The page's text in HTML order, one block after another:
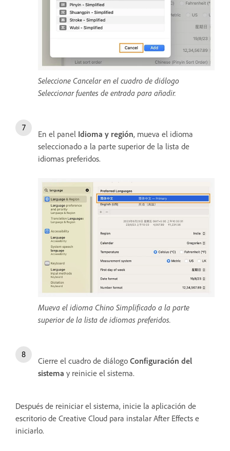
Seleccione Cancelar en el cuadro de diálogo
Seleccionar fuentes de entrada para añadir.
En el panel Idioma y región, mueva el idioma
seleccionado a la parte superior de la lista de
idiomas preferidos.
Mueva el idioma Chino Simplificado a la parte
superior de la lista de idiomas preferidos.
Cierre el cuadro de diálogo Configuración del
sistema y reinicie el sistema.
Después de reiniciar el sistema, inicie la aplicación de
escritorio de Creative Cloud para instalar After Effects e
iniciarlo.